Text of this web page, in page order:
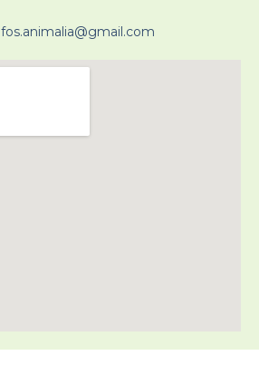
fos.animalia@gmail.com